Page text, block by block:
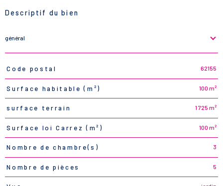
Descriptif du bien
général
TRAD_PAMPERO_Caracteristique
Code postal 62155
Surface habitable (m²) 100 m²
surface terrain 1 725 m²
Surface loi Carrez (m²) 100 m²
Nombre de chambre(s) 3
Nombre de pièces 5